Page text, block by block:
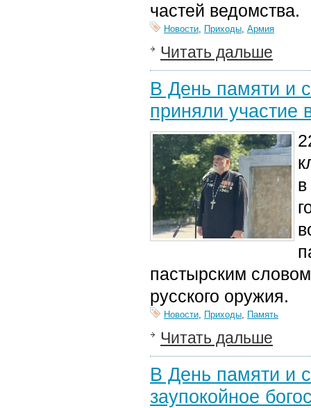
частей ведомства.
Новости, Приходы, Армия
Читать дальше
В День памяти и
приняли участие
пастырским
русского оружия.
Новости, Приходы, Память
Читать дальше
В День памяти и
заупокойное